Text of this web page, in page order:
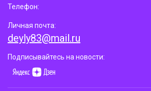
Телефон:
Личная почта:
deyly83@mail.ru
Подписывайтесь на новости: